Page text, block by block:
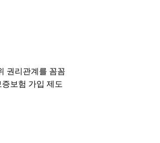
권리관계를 꼼꼼
보험 가입 제도